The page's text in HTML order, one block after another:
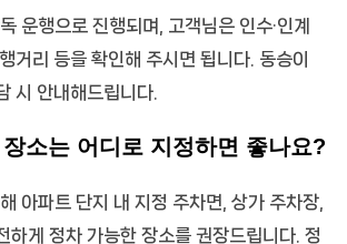
운행으로 진행되며, 고객님은 인수·인계
거리 등을 확인해 주시면 됩니다. 동승이
시 안내해드립니다.
소는 어디로 지정하면 좋나요?
아파트 단지 내 지정 주차면, 상가 주차장,
하게 정차 가능한 장소를 권장드립니다. 정